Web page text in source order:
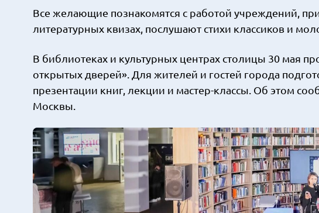
Все желающие познакомятся с работой учреждений,
литературных квизах, послушают стихи классиков и
В библиотеках и культурных центрах столицы 30 мая
открытых дверей». Для жителей и гостей города
презентации книг, лекции и мастер-классы. Об этом
Москвы.